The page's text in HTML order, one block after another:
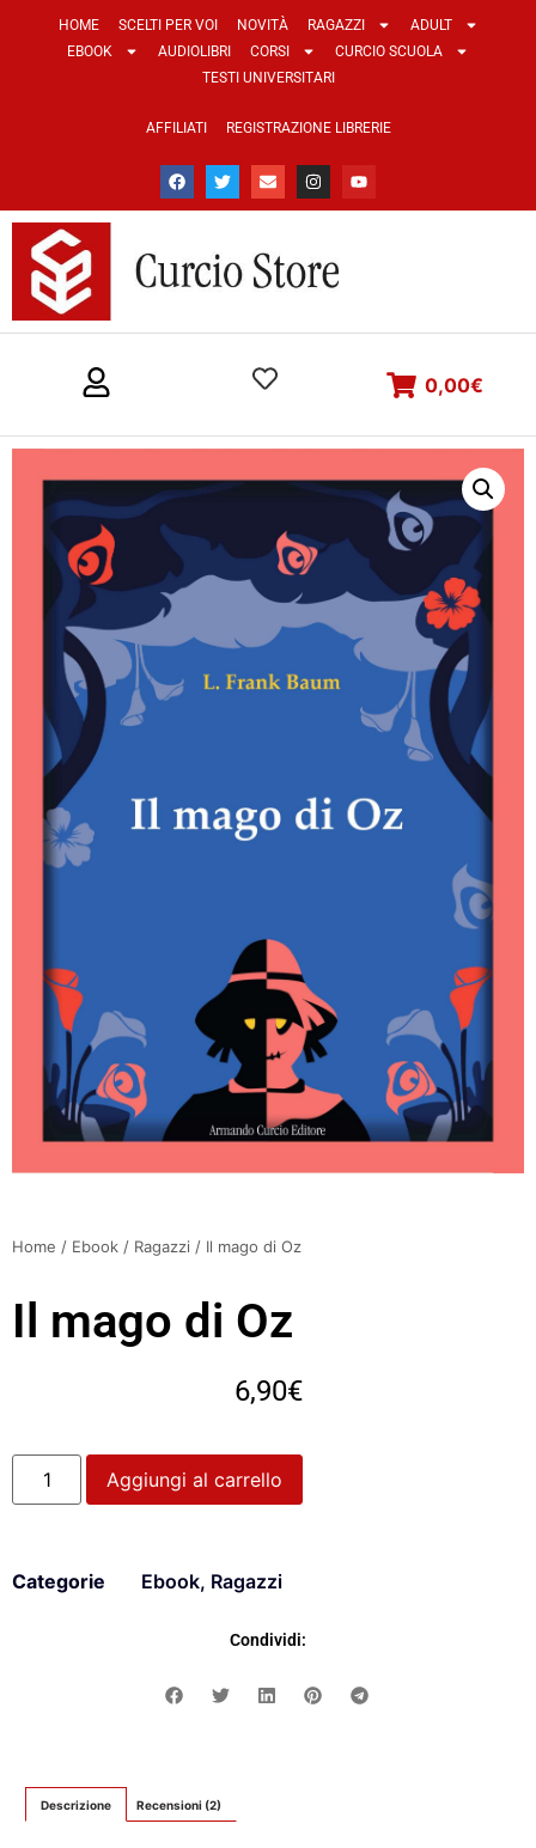
HOME SCELTI PER VOI NOVITÀ RAGAZZI
ADULT
EBOOK
AUDIOLIBRI CORSI
CURCIO SCUOLA
TESTI UNIVERSITARI
AFFILIATI REGISTRAZIONE LIBRERIE
0,00€
Home / Ebook / Ragazzi / Il mago di Oz
Il mago di Oz
6,90€
Aggiungi al carrello
Categorie Ebook, Ragazzi
Condividi:
Descrizione Recensioni (2)